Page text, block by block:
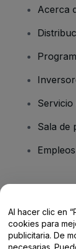
Acerca
Sala de
Empleos
Centro
Al hacer clic en
cookies para
publicitaria. De
necesarias.